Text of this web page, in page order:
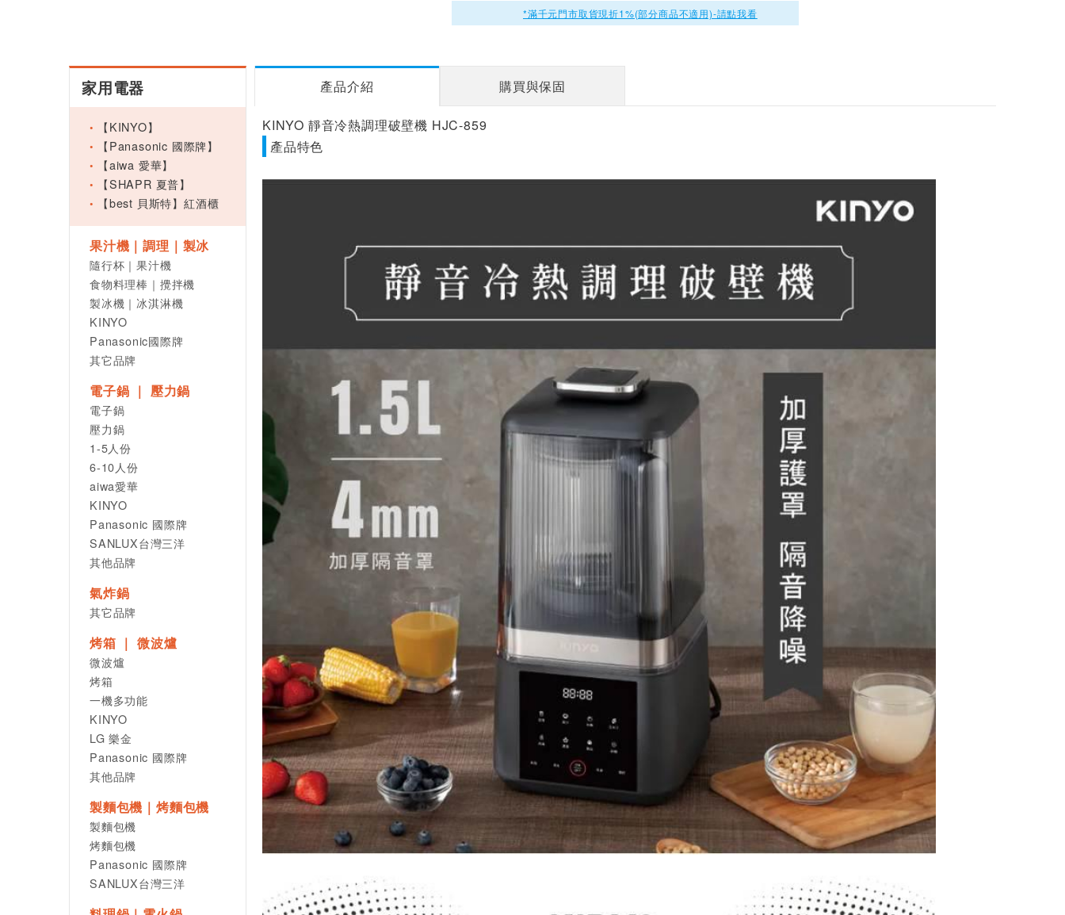
*滿千元門市取貨現折1%(部分商品不適用)-請點我看
家用電器
【KINYO】
【Panasonic 國際牌】
【aiwa 愛華】
【SHAPR 夏普】
【best 貝斯特】紅酒櫃
果汁機｜調理｜製冰
隨行杯｜果汁機
食物料理棒｜攪拌機
製冰機｜冰淇淋機
KINYO
Panasonic國際牌
其它品牌
電子鍋 ｜ 壓力鍋
電子鍋
壓力鍋
1-5人份
6-10人份
aiwa愛華
KINYO
Panasonic 國際牌
SANLUX台灣三洋
其他品牌
氣炸鍋
其它品牌
烤箱 ｜ 微波爐
微波爐
烤箱
一機多功能
KINYO
LG 樂金
Panasonic 國際牌
其他品牌
製麵包機｜烤麵包機
製麵包機
烤麵包機
Panasonic 國際牌
SANLUX台灣三洋
產品介紹 購買與保固
KINYO 靜音冷熱調理破壁機 HJC-859
產品特色